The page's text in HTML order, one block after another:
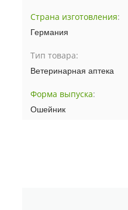
Страна изготовления:
Германия
Тип товара:
Ветеринарная аптека
Форма выпуска:
Ошейник